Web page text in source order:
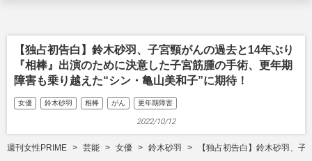
【独占初告白】鈴木砂羽、子宮頸がんの過去と14年ぶり
『相棒』出演のために決意した子宮筋腫の手術、更年期
障害も乗り越えた“シン・亀山美和子”に期待！
女優 鈴木砂羽 相棒 がん 更年期障害
2022/10/12
週刊女性PRIME 芸能 女優 鈴木砂羽 【独占初告白】鈴木砂羽、